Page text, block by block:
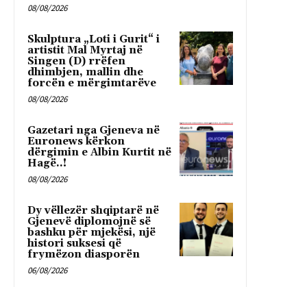
08/08/2026
Skulptura „Loti i Gurit“ i
artistit Mal Myrtaj në
Singen (D) rrëfen
dhimbjen, mallin dhe
forcën e mërgimtarëve
08/08/2026
Gazetari nga Gjeneva në
Euronews kërkon
dërgimin e Albin Kurtit në
Hagë..!
08/08/2026
Dy vëllezër shqiptarë në
Gjenevë diplomojnë së
bashku për mjekësi, një
histori suksesi që
frymëzon diasporën
06/08/2026